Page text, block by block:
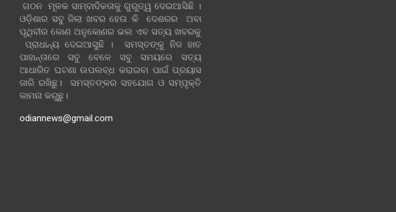
ଗଠନ ମୂଳକ ସାମ୍ବାଦିକତାକୁ ଗୁରୁତ୍ୱ ଦେଇଆସିଛି ।
ଓଡ଼ିଶାର ସବୁ ଜିଲା ଖବର ହେଉ କି ଦେଶରର ଅବା
ପୃଥିବୀର କୋଣ ଅନୁକୋଣର ଭଲ ଏବ ସତ୍ୟ ଖବରକୁ
ପ୍ରାଧାନ୍ୟ ଦେଇଆସୁଛି । ସମସ୍ତଙ୍କୁ ନିଜ ହାତ
ପାହାନ୍ତାରେ ସବୁ ବେଳେ ସବୁ ସମୟରେ ସତ୍ୟ
ଆଧାରିତ ଘଟଣା ଉପଲବ୍ଧ କରାଇବା ପାଇଁ ପ୍ରୟାସ
ଜାରି ରଖିଛୁ। ସମସ୍ତଙ୍କର ସହଯୋଗ ଓ ସମ୍ପୃକ୍ତି
କାମନା କରୁଛୁ।
odiannews@gmail.com